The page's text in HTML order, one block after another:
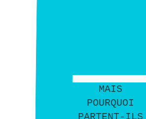
MAIS
POURQUOI